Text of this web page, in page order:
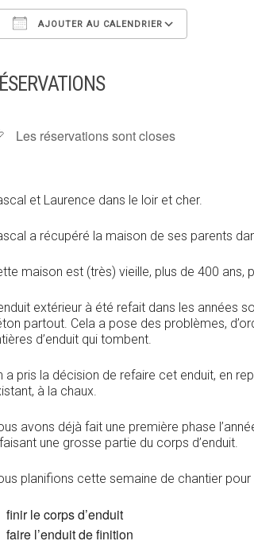
AJOUTER AU CALENDRIER
Les réservations sont closes
et Laurence dans le loir et cher.
a récupéré la maison de ses parents
maison est (très) vieille, plus de 400
extérieur à été refait dans les années
partout. Cela a pose des problèmes,
d’enduit qui tombent.
a pris la décision de refaire cet enduit, en
à la chaux.
avons déjà fait une première phase
une grosse partie du corps d’enduit.
planifions cette semaine de chantier pour
finir le corps d’enduit
faire l’enduit de finition